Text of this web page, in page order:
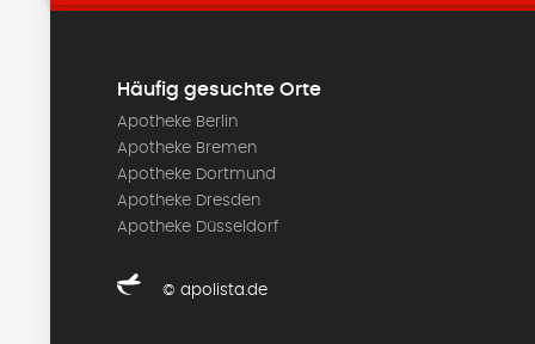
Häufig gesuchte Orte
Apotheke Berlin
Apotheke Bremen
Apotheke Dortmund
Apotheke Dresden
Apotheke Düsseldorf
© apolista.de